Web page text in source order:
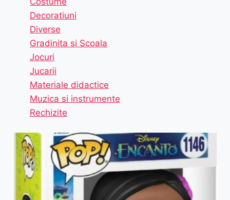
Decoratiuni
Diverse
Gradinita si Scoala
Jocuri
Jucarii
Materiale didactice
Muzica si instrumente
Rechizite